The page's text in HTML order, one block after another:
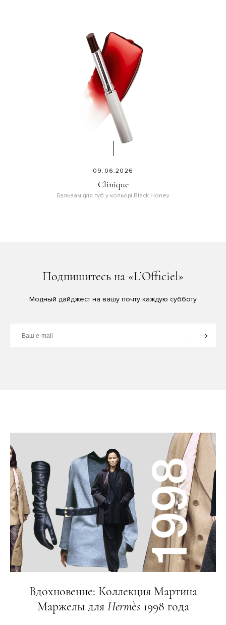
09.06.2026
Clinique
Бальзам для губ у кольорі Black Honey
Подпишитесь на «L’Officiel»
Модный дайджест на вашу почту каждую субботу
Вдохновение: Коллекция Мартина
Маржелы для Hermès1998 года